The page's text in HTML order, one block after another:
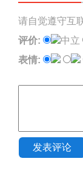
请自觉遵守互
评价:
中立
表情:
发表评论